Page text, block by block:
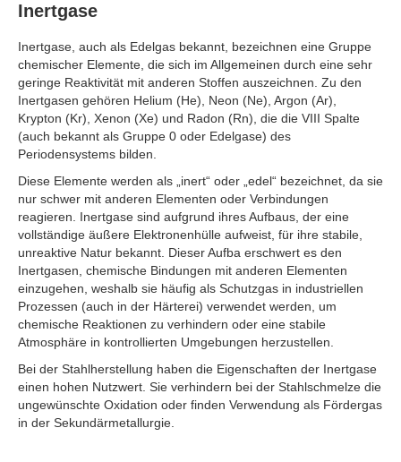
Inertgase
Inertgase, auch als Edelgas bekannt, bezeichnen eine Gruppe
chemischer Elemente, die sich im Allgemeinen durch eine sehr
geringe Reaktivität mit anderen Stoffen auszeichnen. Zu den
Inertgasen gehören Helium (He), Neon (Ne), Argon (Ar),
Krypton (Kr), Xenon (Xe) und Radon (Rn), die die VIII Spalte
(auch bekannt als Gruppe 0 oder Edelgase) des
Periodensystems bilden.
Diese Elemente werden als „inert“ oder „edel“ bezeichnet, da sie
nur schwer mit anderen Elementen oder Verbindungen
reagieren. Inertgase sind aufgrund ihres Aufbaus, der eine
vollständige äußere Elektronenhülle aufweist, für ihre stabile,
unreaktive Natur bekannt. Dieser Aufba erschwert es den
Inertgasen, chemische Bindungen mit anderen Elementen
einzugehen, weshalb sie häufig als Schutzgas in industriellen
Prozessen (auch in der Härterei) verwendet werden, um
chemische Reaktionen zu verhindern oder eine stabile
Atmosphäre in kontrollierten Umgebungen herzustellen.
Bei der Stahlherstellung haben die Eigenschaften der Inertgase
einen hohen Nutzwert. Sie verhindern bei der Stahlschmelze die
ungewünschte Oxidation oder finden Verwendung als Fördergas
in der Sekundärmetallurgie.